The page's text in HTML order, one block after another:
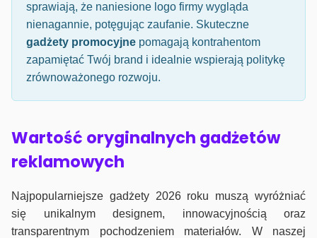
sprawiają, że naniesione logo firmy wygląda
nienagannie, potęgując zaufanie. Skuteczne
gadżety promocyjne pomagają kontrahentom
zapamiętać Twój brand i idealnie wspierają politykę
zrównoważonego rozwoju.
Wartość oryginalnych gadżetów
reklamowych
Najpopularniejsze gadżety 2026 roku muszą wyróżniać
się unikalnym designem, innowacyjnością oraz
transparentnym pochodzeniem materiałów. W naszej